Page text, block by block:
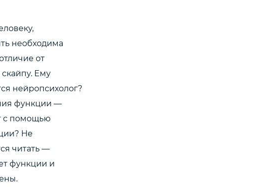
необходима
от
Ему
нейропсихолог?
функции —
с помощью
Не
читать —
функции и